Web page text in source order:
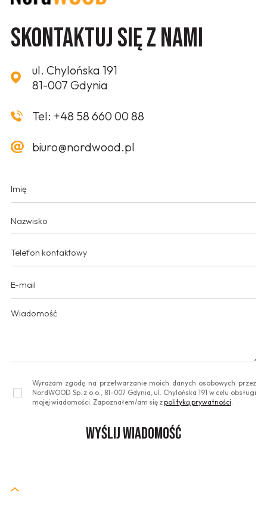
Skontaktuj się z nami
ul. Chylońska 191
81-007 Gdynia
Tel: +48 58 660 00 88
biuro@nordwood.pl
Wyrażam zgodę na przetwarzanie moich danych osobowych przez
NordWOOD Sp. z o.o., 81-007 Gdynia, ul. Chylońska 191 w celu obsługi
mojej wiadomości. Zapoznałem/am się zpolityką prywatności.